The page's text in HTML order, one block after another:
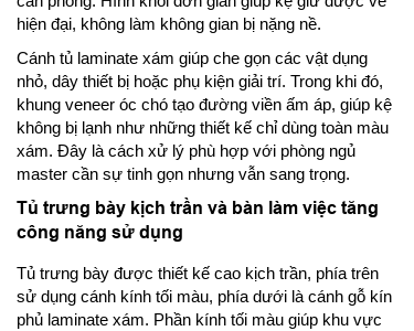
hiện đại, không làm không gian bị nặng nề.
Cánh tủ laminate xám giúp che gọn các vật dụng
nhỏ, dây thiết bị hoặc phụ kiện giải trí. Trong khi đó,
khung veneer óc chó tạo đường viền ấm áp, giúp kệ
không bị lạnh như những thiết kế chỉ dùng toàn màu
xám. Đây là cách xử lý phù hợp với phòng ngủ
master cần sự tinh gọn nhưng vẫn sang trọng.
Tủ trưng bày kịch trần và bàn làm việc tăng
công năng sử dụng
Tủ trưng bày được thiết kế cao kịch trần, phía trên
sử dụng cánh kính tối màu, phía dưới là cánh gỗ kín
phủ laminate xám. Phần kính tối màu giúp khu vực